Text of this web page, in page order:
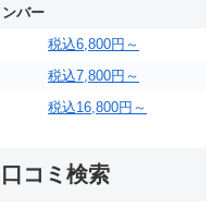
バー
税込6,800円～
税込7,800円～
税込16,800円～
コミ検索